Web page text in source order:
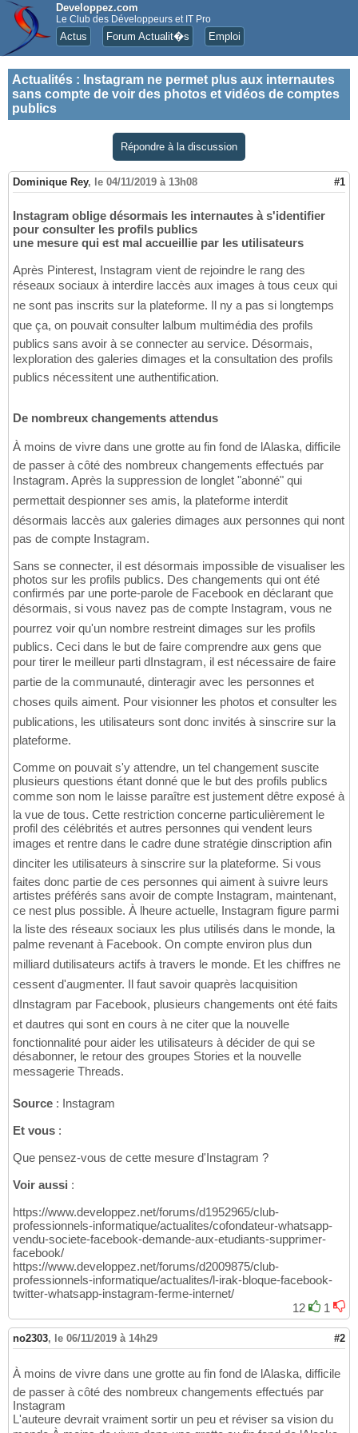
Developpez.com
Le Club des Développeurs et IT Pro
Actus Forum Actualit�s Emploi
Actualités : Instagram ne permet plus aux internautes
sans compte de voir des photos et vidéos de comptes
publics
Répondre à la discussion
Dominique Rey, le 04/11/2019 à 13h08 #1
Instagram oblige désormais les internautes à s'identifier
pour consulter les profils publics
une mesure qui est mal accueillie par les utilisateurs
Après Pinterest, Instagram vient de rejoindre le rang des
réseaux sociaux à interdire laccès aux images à tous ceux qui
ne sont pas inscrits sur la plateforme. Il ny a pas si longtemps
que ça, on pouvait consulter lalbum multimédia des profils
publics sans avoir à se connecter au service. Désormais,
lexploration des galeries dimages et la consultation des profils
publics nécessitent une authentification.
De nombreux changements attendus
À moins de vivre dans une grotte au fin fond de lAlaska, difficile
de passer à côté des nombreux changements effectués par
Instagram. Après la suppression de longlet "abonné" qui
permettait despionner ses amis, la plateforme interdit
désormais laccès aux galeries dimages aux personnes qui nont
pas de compte Instagram.
Sans se connecter, il est désormais impossible de visualiser les
photos sur les profils publics. Des changements qui ont été
confirmés par une porte-parole de Facebook en déclarant que
désormais, si vous navez pas de compte Instagram, vous ne
pourrez voir qu'un nombre restreint dimages sur les profils
publics. Ceci dans le but de faire comprendre aux gens que
pour tirer le meilleur parti dInstagram, il est nécessaire de faire
partie de la communauté, dinteragir avec les personnes et
choses quils aiment. Pour visionner les photos et consulter les
publications, les utilisateurs sont donc invités à sinscrire sur la
plateforme.
Comme on pouvait s'y attendre, un tel changement suscite
plusieurs questions étant donné que le but des profils publics
comme son nom le laisse paraître est justement dêtre exposé à
la vue de tous. Cette restriction concerne particulièrement le
profil des célébrités et autres personnes qui vendent leurs
images et rentre dans le cadre dune stratégie dinscription afin
dinciter les utilisateurs à sinscrire sur la plateforme. Si vous
faites donc partie de ces personnes qui aiment à suivre leurs
artistes préférés sans avoir de compte Instagram, maintenant,
ce nest plus possible. À lheure actuelle, Instagram figure parmi
la liste des réseaux sociaux les plus utilisés dans le monde, la
palme revenant à Facebook. On compte environ plus dun
milliard dutilisateurs actifs à travers le monde. Et les chiffres ne
cessent d'augmenter. Il faut savoir quaprès lacquisition
dInstagram par Facebook, plusieurs changements ont été faits
et dautres qui sont en cours à ne citer que la nouvelle
fonctionnalité pour aider les utilisateurs à décider de qui se
désabonner, le retour des groupes Stories et la nouvelle
messagerie Threads.
Source : Instagram
Et vous :
Que pensez-vous de cette mesure d'Instagram ?
Voir aussi :
https://www.developpez.net/forums/d1952965/club-
professionnels-informatique/actualites/cofondateur-whatsapp-
vendu-societe-facebook-demande-aux-etudiants-supprimer-
facebook/
https://www.developpez.net/forums/d2009875/club-
professionnels-informatique/actualites/l-irak-bloque-facebook-
twitter-whatsapp-instagram-ferme-internet/
12
1
no2303, le 06/11/2019 à 14h29 #2
À moins de vivre dans une grotte au fin fond de lAlaska, difficile
de passer à côté des nombreux changements effectués par
Instagram
L'auteure devrait vraiment sortir un peu et réviser sa vision du